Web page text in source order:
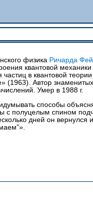
физика Ричарда
квантовой
в квантовой
(1963). Автор
Умер в 1988 г.
способы
с полуцелым спином
дней он вернулся